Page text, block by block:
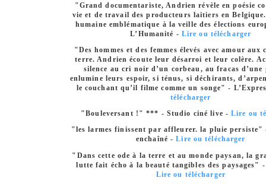
"Grand documentariste, Andrien révèle en poésie
vie et de travail des producteurs laitiers en Belgique.
humaine emblématique à la veille des élections
L’Humanité - Lire ou télécharger
"Des hommes et des femmes élevés avec amour aux
terre. Andrien écoute leur désarroi et leur colère.
silence au cri noir d’un corbeau, au fracas d’une
enlumine leurs espoir, si ténus, si déchirants,
le couchant qu’il filme comme un songe" -
télécharger
"Bouleversant !" *** - Studio ciné live - Lire ou
"les larmes finissent par affleurer. la pluie persiste"
enchaîné -Lire ou télécharger
"Dans cette ode à la terre et au monde paysan, la
lutte fait écho à la beauté tangibles des paysages"
Lire ou télécharger